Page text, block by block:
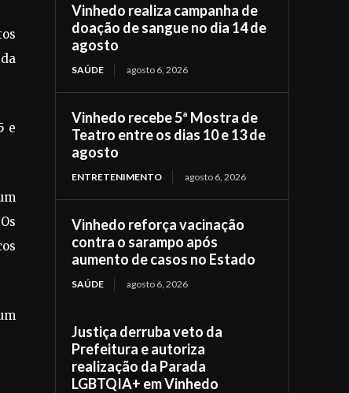
e
Vinhedo realiza campanha de
doação de sangue no dia 14 de
agosto
SAÚDE agosto 6, 2026
Vinhedo recebe 5ª Mostra de
Teatro entre os dias 10 e 13 de
agosto
ENTRETENIMENTO agosto 6, 2026
Vinhedo reforça vacinação
contra o sarampo após
aumento de casos no Estado
SAÚDE agosto 6, 2026
Justiça derruba veto da
Prefeitura e autoriza
realização da Parada
LGBTQIA+ em Vinhedo